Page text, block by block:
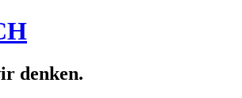
denken.